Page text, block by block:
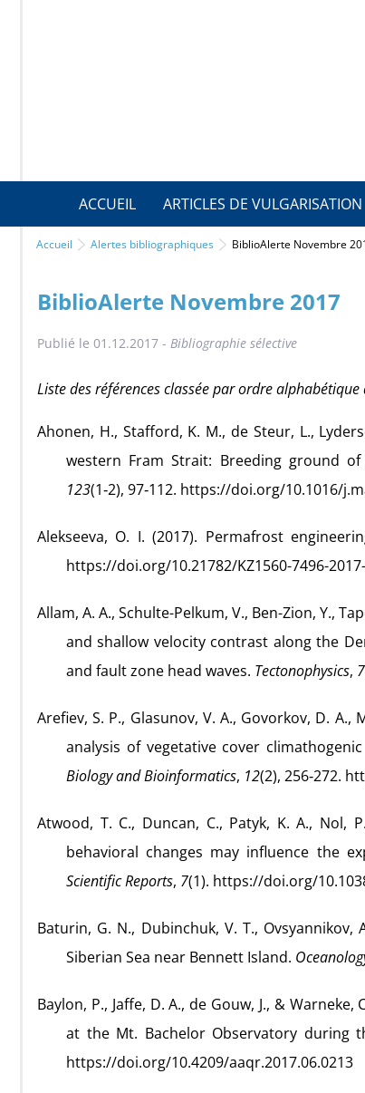
ACCUEIL ARTICLES DE VULGARISATION
Accueil Alertes bibliographiques BiblioAlerte Novembre
BiblioAlerte Novembre 2017
Publié le 01.12.2017 - Bibliographie sélective
Liste des références classée par ordre
Ahonen, H., Stafford, K. M., de Steur, L.,
western Fram Strait: Breeding ground of
123(1‑2), 97‑112. https://doi.org/10.1016/
Alekseeva, O. I. (2017). Permafrost
https://doi.org/10.21782/KZ1560-7496-
Allam, A. A., Schulte-Pelkum, V., Ben-Zion, Y.,
and shallow velocity contrast along the
and fault zone head waves. Tectonophysics,
Arefiev, S. P., Glasunov, V. A., Govorkov, D. A.,
analysis of vegetative cover
Biology and Bioinformatics, 12(2), 256‑272.
Atwood, T. C., Duncan, C., Patyk, K. A., Nol,
behavioral changes may influence the
Scientific Reports, 7(1). https://doi.org/
Baturin, G. N., Dubinchuk, V. T.,
Siberian Sea near Bennett Island.
Baylon, P., Jaffe, D. A., de Gouw, J., &
at the Mt. Bachelor Observatory during
https://doi.org/10.4209/aaqr.2017.06.0213